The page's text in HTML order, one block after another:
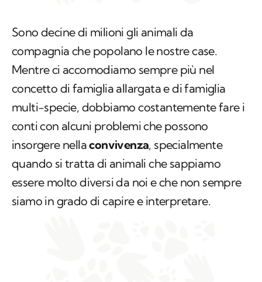
Sono decine di milioni gli animali da
compagnia che popolano le nostre case.
Mentre ci accomodiamo sempre più nel
concetto di famiglia allargata e di famiglia
multi-specie, dobbiamo costantemente fare i
conti con alcuni problemi che possono
insorgere nellaconvivenza, specialmente
quando si tratta di animali che sappiamo
essere molto diversi da noi e che non sempre
siamo in grado di capire e interpretare.